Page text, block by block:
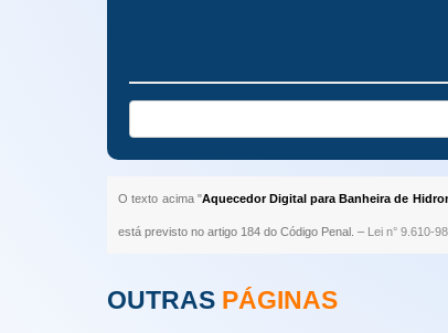
O texto acima "Aquecedor Digital para Banheira de
está previsto no artigo 184 do Código Penal. – Lei n° 9.610-
OUTRAS PÁGINAS